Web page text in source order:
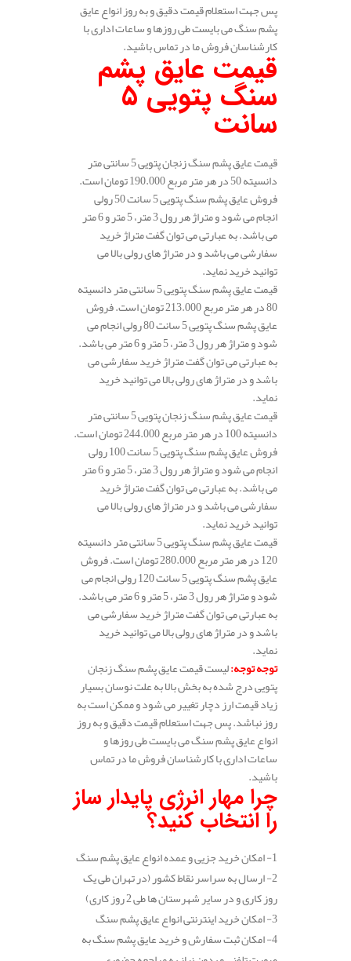
پس جهت استعلام قیمت دقیق و به روز انواع عایق
پشم سنگ می بایست طی روزها و ساعات اداری با
کارشناسان فروش ما در تماس باشید.
قیمت عایق پشم
سنگ پتویی 5
سانت
قیمت عایق پشم سنگ زنجان پتویی 5 سانتی متر
دانسیته 50 در هر متر مربع 190.000 تومان است.
فروش عایق پشم سنگ پتویی 5 سانت 50 رولی
انجام می شود و متراژ هر رول 3 متر، 5 متر و 6 متر
می باشد. به عبارتی می توان گفت متراژ خرید
سفارشی می باشد و در متراژ های رولی بالا می
توانید خرید نماید.
قیمت عایق پشم سنگ پتویی 5 سانتی متر دانسیته
80 در هر متر مربع 213.000 تومان است. فروش
عایق پشم سنگ پتویی 5 سانت 80 رولی انجام می
شود و متراژ هر رول 3 متر، 5 متر و 6 متر می باشد.
به عبارتی می توان گفت متراژ خرید سفارشی می
باشد و در متراژ های رولی بالا می توانید خرید
نماید.
قیمت عایق پشم سنگ زنجان پتویی 5 سانتی متر
دانسیته 100 در هر متر مربع 244.000 تومان است.
فروش عایق پشم سنگ پتویی 5 سانت 100 رولی
انجام می شود و متراژ هر رول 3 متر، 5 متر و 6 متر
می باشد. به عبارتی می توان گفت متراژ خرید
سفارشی می باشد و در متراژ های رولی بالا می
توانید خرید نماید.
قیمت عایق پشم سنگ پتویی 5 سانتی متر دانسیته
120 در هر متر مربع 280.000 تومان است. فروش
عایق پشم سنگ پتویی 5 سانت 120 رولی انجام می
شود و متراژ هر رول 3 متر، 5 متر و 6 متر می باشد.
به عبارتی می توان گفت متراژ خرید سفارشی می
باشد و در متراژ های رولی بالا می توانید خرید
نماید.
توجه توجه:لیست قیمت عایق پشم سنگ زنجان
پتویی درج شده به بخش بالا به علت نوسان بسیار
زیاد قیمت ارز دچار تغییر می شود و ممکن است به
روز نباشد. پس جهت استعلام قیمت دقیق و به روز
انواع عایق پشم سنگ می بایست طی روزها و
ساعات اداری با کارشناسان فروش ما در تماس
باشید.
چرا مهار انرژی پایدار ساز
را انتخاب کنید؟
1- امکان خرید جزیی و عمده انواع عایق پشم سنگ
2- ارسال به سراسر نقاط کشور (در تهران طی یک
روز کاری و در سایر شهرستان ها طی 2 روز کاری)
3- امکان خرید اینترنتی انواع عایق پشم سنگ
4- امکان ثبت سفارش و خرید عایق پشم سنگ به